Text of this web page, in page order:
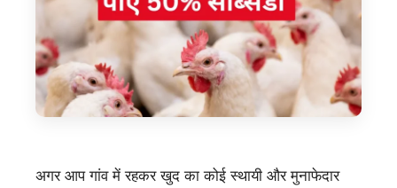
अगर आप गांव में रहकर खुद का कोई स्थायी और मुनाफेदार